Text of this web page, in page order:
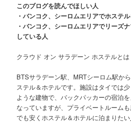
このブログを読んでほしい人
・バンコク、シーロムエリアでホステ
・バンコク、シーロムエリアでリーズ
している人
クラウド オン サラデーン ホステルとは
BTSサラデーン駅、MRTシーロム駅か
ステル＆ホテルです。施設はタイでは
ような建物で、バックパッカーの宿泊
なっていますが、プライベートルーム
でも安くホステル＆ホテルに泊まりたい